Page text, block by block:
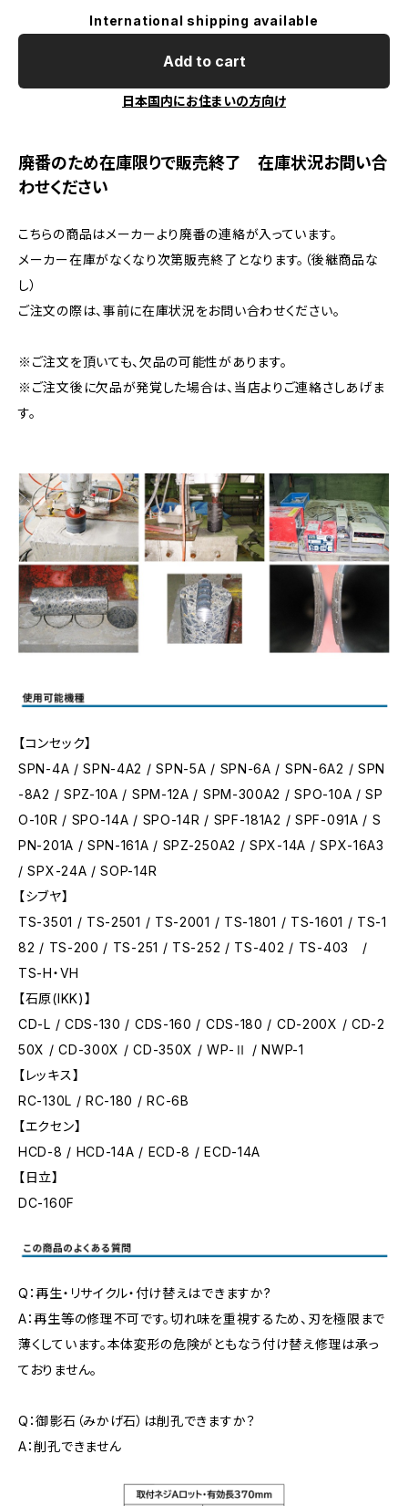
International shipping available
Add to cart
日本国内にお住まいの方向け
廃番のため在庫限りで販売終了 在庫状況お問い合
わせください
こちらの商品はメーカーより廃番の連絡が入っています。
メーカー在庫がなくなり次第販売終了となります。（後継商品な
し）
ご注文の際は、事前に在庫状況をお問い合わせください。
※ご注文を頂いても、欠品の可能性があります。
※ご注文後に欠品が発覚した場合は、当店よりご連絡さしあげま
す。
【コンセック】
SPN-4A / SPN-4A2 / SPN-5A / SPN-6A / SPN-6A2 / SPN
-8A2 / SPZ-10A / SPM-12A / SPM-300A2 / SPO-10A / SP
O-10R / SPO-14A / SPO-14R / SPF-181A2 / SPF-091A / S
PN-201A / SPN-161A / SPZ-250A2 / SPX-14A / SPX-16A3
/ SPX-24A / SOP-14R
【シブヤ】
TS-3501 / TS-2501 / TS-2001 / TS-1801 / TS-1601 / TS-1
82 / TS-200 / TS-251 / TS-252 / TS-402 / TS-403 /
TS-H・VH
【石原(IKK)】
CD-L / CDS-130 / CDS-160 / CDS-180 / CD-200X / CD-2
50X / CD-300X / CD-350X / WP-Ⅱ / NWP-1
【レッキス】
RC-130L / RC-180 / RC-6B
【エクセン】
HCD-8 / HCD-14A / ECD-8 / ECD-14A
【日立】
DC-160F
Q：再生・リサイクル・付け替えはできますか?
A：再生等の修理不可です。切れ味を重視するため、刃を極限まで
薄くしています。本体変形の危険がともなう付け替え修理は承っ
ておりません。
Q：御影石（みかげ石）は削孔できますか？
A：削孔できません